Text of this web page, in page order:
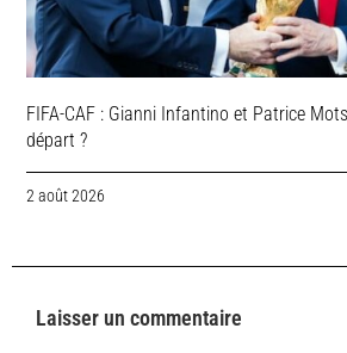
FIFA-CAF : Gianni Infantino et Patrice
départ ?
2 août 2026
Laisser un commentaire